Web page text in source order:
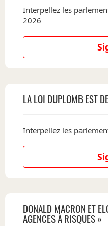
Interpellez les
2026
LA LOI DUPLOMB EST
Interpellez les
DONALD MACRON ET
AGENCES À RISQUES »